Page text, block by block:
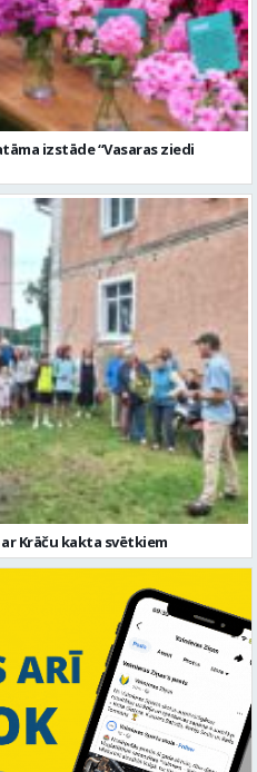
izstāde “Vasaras ziedi
Krāču kakta svētkiem